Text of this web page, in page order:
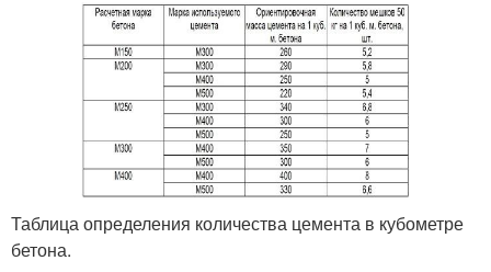
Таблица определения количества цемента в кубометре
бетона.